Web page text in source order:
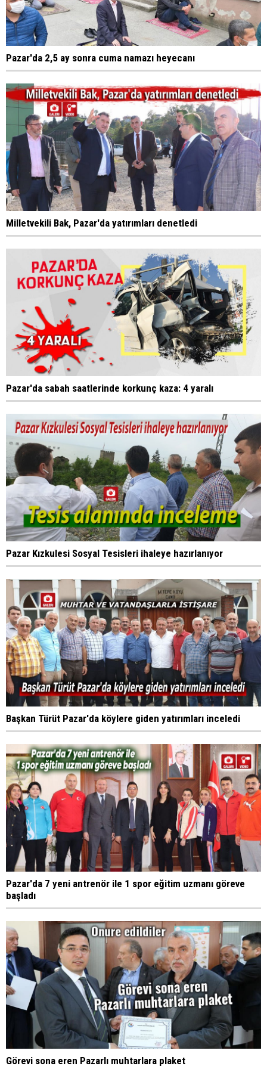
Pazar'da 2,5 ay sonra cuma namazı heyecanı
Milletvekili Bak, Pazar'da yatırımları denetledi
Pazar'da sabah saatlerinde korkunç kaza: 4 yaralı
Pazar Kızkulesi Sosyal Tesisleri ihaleye hazırlanıyor
Başkan Türüt Pazar'da köylere giden yatırımları inceledi
Pazar'da 7 yeni antrenör ile 1 spor eğitim uzmanı göreve
başladı
Görevi sona eren Pazarlı muhtarlara plaket